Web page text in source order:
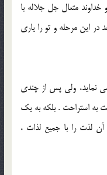
متعال جل جلاله با
در اين مرحله و تو را ياري
ولي پس از چندي
استراحت . بلکه به يک
لذت را با جميع لذات ،